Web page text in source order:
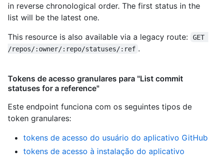
in reverse chronological order. The first status in the
list will be the latest one.
This resource is also available via a legacy route:
GET
/repos/:owner/:repo/statuses/:ref .
Tokens de acesso granulares para "List commit
statuses for a reference"
Este endpoint funciona com os seguintes tipos de
token granulares:
tokens de acesso do usuário do aplicativo GitHub
tokens de acesso à instalação do aplicativo